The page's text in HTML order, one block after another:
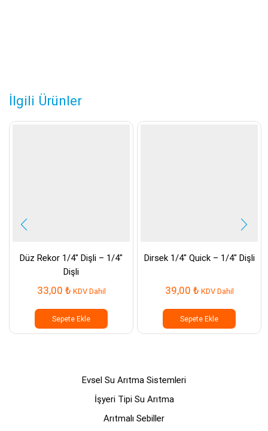
İlgili Ürünler
Düz Rekor 1/4″ Dişli – 1/4″
Dişli
33,00 ₺ KDV Dahil
Sepete Ekle
Dirsek 1/4″ Quick – 1/4″ Dişli
39,00 ₺ KDV Dahil
Sepete Ekle
Evsel Su Arıtma Sistemleri
İşyeri Tipi Su Arıtma
Arıtmalı Sebiller